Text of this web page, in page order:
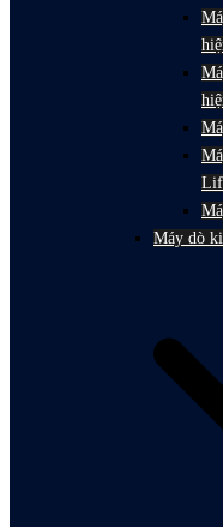
Máy dò